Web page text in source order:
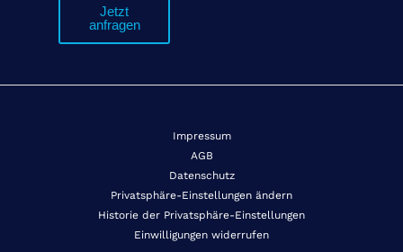
Jetzt
anfragen
Impressum
AGB
Datenschutz
Privatsphäre-Einstellungen ändern
Historie der Privatsphäre-Einstellungen
Einwilligungen widerrufen